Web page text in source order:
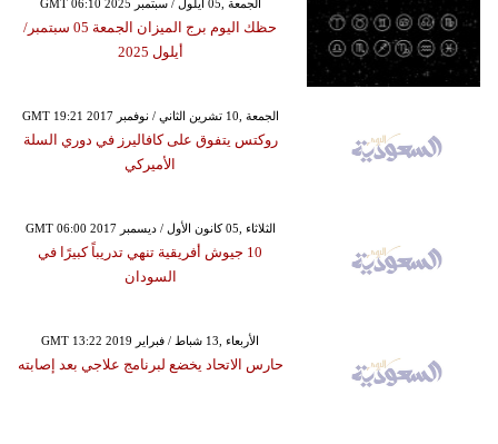
GMT 06:10 2025 الجمعة ,05 أيلول / سبتمبر
حظك اليوم برج الميزان الجمعة 05 سبتمبر/
أيلول 2025
GMT 19:21 2017 الجمعة ,10 تشرين الثاني / نوفمبر
روكتس يتفوق على كافاليرز في دوري السلة
الأميركي
GMT 06:00 2017 الثلاثاء ,05 كانون الأول / ديسمبر
10 جيوش أفريقية تنهي تدريباً كبيرًا في
السودان
GMT 13:22 2019 الأربعاء ,13 شباط / فبراير
حارس الاتحاد يخضع لبرنامج علاجي بعد إصابته